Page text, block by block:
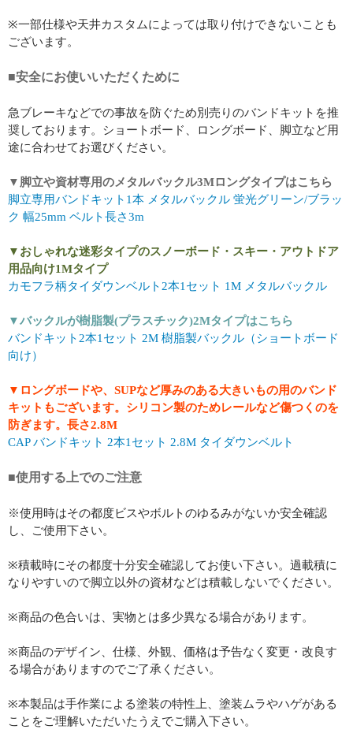
※一部仕様や天井カスタムによっては取り付けできないことも
ございます。
■安全にお使いいただくために
急ブレーキなどでの事故を防ぐため別売りのバンドキットを推
奨しております。ショートボード、ロングボード、脚立など用
途に合わせてお選びください。
▼脚立や資材専用のメタルバックル3Mロングタイプはこちら
脚立専用バンドキット1本 メタルバックル 蛍光グリーン/ブラッ
ク 幅25mm ベルト長さ3m
▼おしゃれな迷彩タイプのスノーボード・スキー・アウトドア
用品向け1Mタイプ
カモフラ柄タイダウンベルト2本1セット 1M メタルバックル
▼バックルが樹脂製(プラスチック)2Mタイプはこちら
バンドキット2本1セット 2M 樹脂製バックル（ショートボード
向け）
▼ロングボードや、SUPなど厚みのある大きいもの用のバンド
キットもございます。シリコン製のためレールなど傷つくのを
防ぎます。長さ2.8M
CAP バンドキット 2本1セット 2.8M タイダウンベルト
■使用する上でのご注意
※使用時はその都度ビスやボルトのゆるみがないか安全確認
し、ご使用下さい。
※積載時にその都度十分安全確認してお使い下さい。過載積に
なりやすいので脚立以外の資材などは積載しないでください。
※商品の色合いは、実物とは多少異なる場合があります。
※商品のデザイン、仕様、外観、価格は予告なく変更・改良す
る場合がありますのでご了承ください。
※本製品は手作業による塗装の特性上、塗装ムラやハゲがある
ことをご理解いただいたうえでご購入下さい。